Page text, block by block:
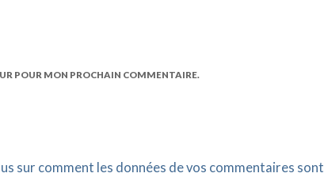
POUR MON PROCHAIN COMMENTAIRE.
sur comment les données de vos commentaires sont